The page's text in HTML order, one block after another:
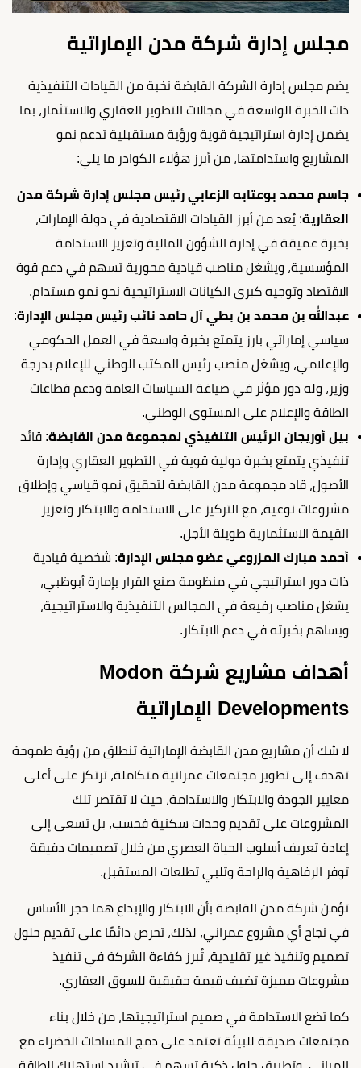
مجلس إدارة شركة مدن الإماراتية
يضم مجلس إدارة الشركة القابضة نخبة من القيادات التنفيذية
ذات الخبرة الواسعة في مجالات التطوير العقاري والاستثمار، بما
يضمن إدارة استراتيجية قوية ورؤية مستقبلية تدعم نمو
المشاريع واستدامتها، من أبرز هؤلاء الكوادر ما يلي:
جاسم محمد بوعتابه الزعابي رئيس مجلس إدارة شركة مدن
العقارية: يُعد من أبرز القيادات الاقتصادية في دولة الإمارات،
بخبرة عميقة في إدارة الشؤون المالية وتعزيز الاستدامة
المؤسسية، ويشغل مناصب قيادية محورية تسهم في دعم قوة
الاقتصاد وتوجيه كبرى الكيانات الاستراتيجية نحو نمو مستدام.
عبدالله بن محمد بن بطي آل حامد نائب رئيس مجلس الإدارة:
سياسي إماراتي بارز يتمتع بخبرة واسعة في العمل الحكومي
والإعلامي، ويشغل منصب رئيس المكتب الوطني للإعلام بدرجة
وزير، وله دور مؤثر في صياغة السياسات العامة ودعم قطاعات
الطاقة والإعلام على المستوى الوطني.
بيل أوريجان الرئيس التنفيذي لمجموعة مدن القابضة: قائد
تنفيذي يتمتع بخبرة دولية قوية في التطوير العقاري وإدارة
الأصول، قاد مجموعة مدن القابضة لتحقيق نمو قياسي وإطلاق
مشروعات نوعية، مع التركيز على الاستدامة والابتكار وتعزيز
القيمة الاستثمارية طويلة الأجل.
أحمد مبارك المزروعي عضو مجلس الإدارة: شخصية قيادية
ذات دور استراتيجي في منظومة صنع القرار بإمارة أبوظبي،
يشغل مناصب رفيعة في المجالس التنفيذية والاستراتيجية،
ويساهم بخبرته في دعم الابتكار.
أهداف مشاريع شركة Modon
Developments الإماراتية
لا شك أن مشاريع مدن القابضة الإماراتية تنطلق من رؤية طموحة
تهدف إلى تطوير مجتمعات عمرانية متكاملة، ترتكز على أعلى
معايير الجودة والابتكار والاستدامة، حيث لا تقتصر تلك
المشروعات على تقديم وحدات سكنية فحسب، بل تسعى إلى
إعادة تعريف أسلوب الحياة العصري من خلال تصميمات دقيقة
توفر الرفاهية والراحة وتلبي تطلعات المستقبل.
تؤمن شركة مدن القابضة بأن الابتكار والإبداع هما حجر الأساس
في نجاح أي مشروع عمراني، لذلك، تحرص دائمًا على تقديم حلول
تصميم وتنفيذ غير تقليدية، تُبرز كفاءة الشركة في تنفيذ
مشروعات مميزة تضيف قيمة حقيقية للسوق العقاري.
كما تضع الاستدامة في صميم استراتيجيتها، من خلال بناء
مجتمعات صديقة للبيئة تعتمد على دمج المساحات الخضراء مع
المباني، وتطبيق حلول ذكية تسهم في ترشيد استهلاك الطاقة